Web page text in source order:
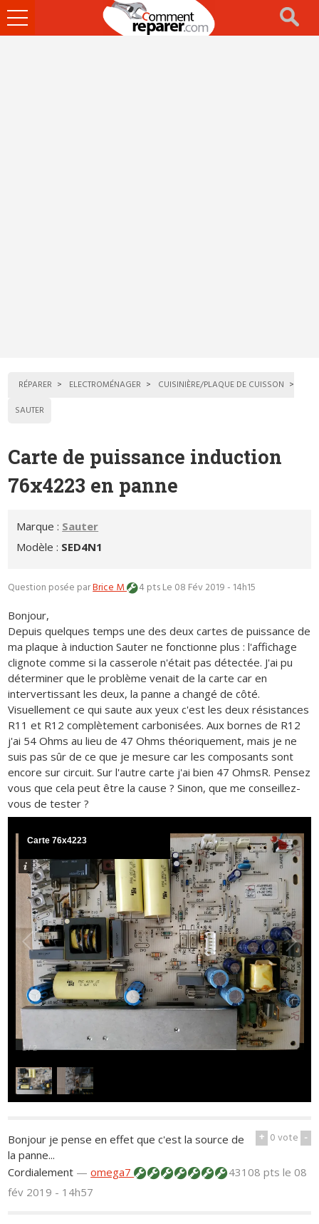
Ouvrir
le
RÉPARER ELECTROMÉNAGER
CUISINIÈRE/PLAQUE DE CUISSON
SAUTER
Carte de puissance induction
76x4223 en panne
Marque : Sauter
Modèle : SED4N1
Question posée parBrice M 4 ptsLe 08 Fév 2019 - 14h15
Bonjour,
Depuis quelques temps une des deux cartes de puissance de
ma plaque à induction Sauter ne fonctionne plus : l'affichage
clignote comme si la casserole n'était pas détectée. J'ai pu
déterminer que le problème venait de la carte car en
intervertissant les deux, la panne a changé de côté.
Visuellement ce qui saute aux yeux c'est les deux résistances
R11 et R12 complètement carbonisées. Aux bornes de R12
j'ai 54 Ohms au lieu de 47 Ohms théoriquement, mais je ne
suis pas sûr de ce que je mesure car les composants sont
encore sur circuit. Sur l'autre carte j'ai bien 47 OhmsR. Pensez
vous que cela peut être la cause ? Sinon, que me conseillez-
vous de tester ?
1/2
Carte 76x4223
+ 0vote -
Bonjour je pense en effet que c'est la source de
la panne...
Cordialement —omega7 43108 ptsle 08
fév 2019 - 14h57